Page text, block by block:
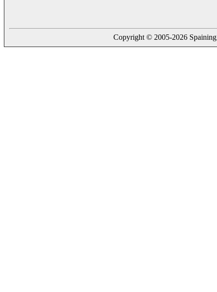
Copyright © 2005-2026